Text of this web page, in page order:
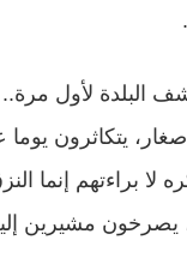
البلدة لأول مرة..
يتكاثرون يوما
لا براءتهم إنما
يصرخون مشيرين